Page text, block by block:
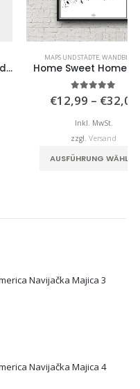
MAPS UND STÄDTE,WANDBILDER
Sweet Home (BiH)
5.00 von 5
12,99–€32,00
€12,99
bis
€32,00
Inkl. MwSt.
Versand
AUSFÜHRUNG WÄHLEN
Dieses Produkt weist mehrere Varianten auf. Die Optionen können auf der
Navijačka Majica 3
Navijačka Majica 4